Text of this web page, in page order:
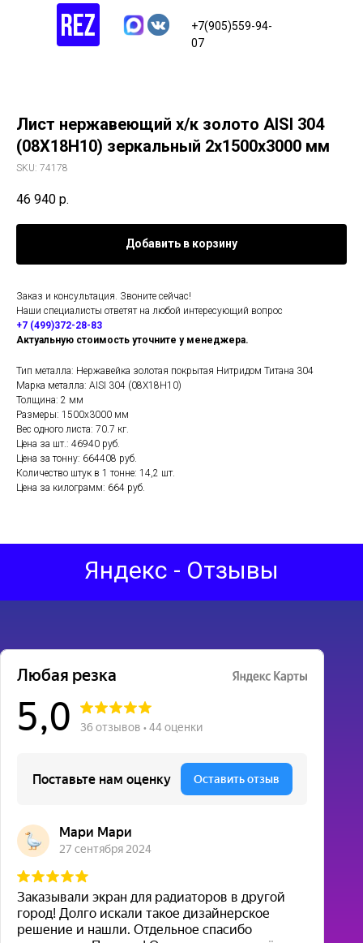
+7(905)559-94-
07
Лист нержавеющий х/к золото AISI 304
(08Х18Н10) зеркальный 2х1500х3000 мм
SKU: 74178
46 940 р.
Добавить в корзину
Заказ и консультация. Звоните сейчас!
Наши специалисты ответят на любой интересующий вопрос
+7 (499)372-28-83
Актуальную стоимость уточните у менеджера.
Тип металла: Нержавейка золотая покрытая Нитридом Титана 304
Марка металла: AISI 304 (08Х18Н10)
Толщина: 2 мм
Размеры: 1500х3000 мм
Вес одного листа: 70.7 кг.
Цена за шт.: 46940 руб.
Цена за тонну: 664408 руб.
Количество штук в 1 тонне: 14,2 шт.
Цена за килограмм: 664 руб.
Яндекс - Отзывы